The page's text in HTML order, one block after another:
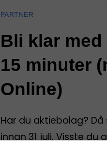
PARTNER
Bli klar
15 minuter
Online)
Har du aktiebolag?
innan 31 juli. Visste